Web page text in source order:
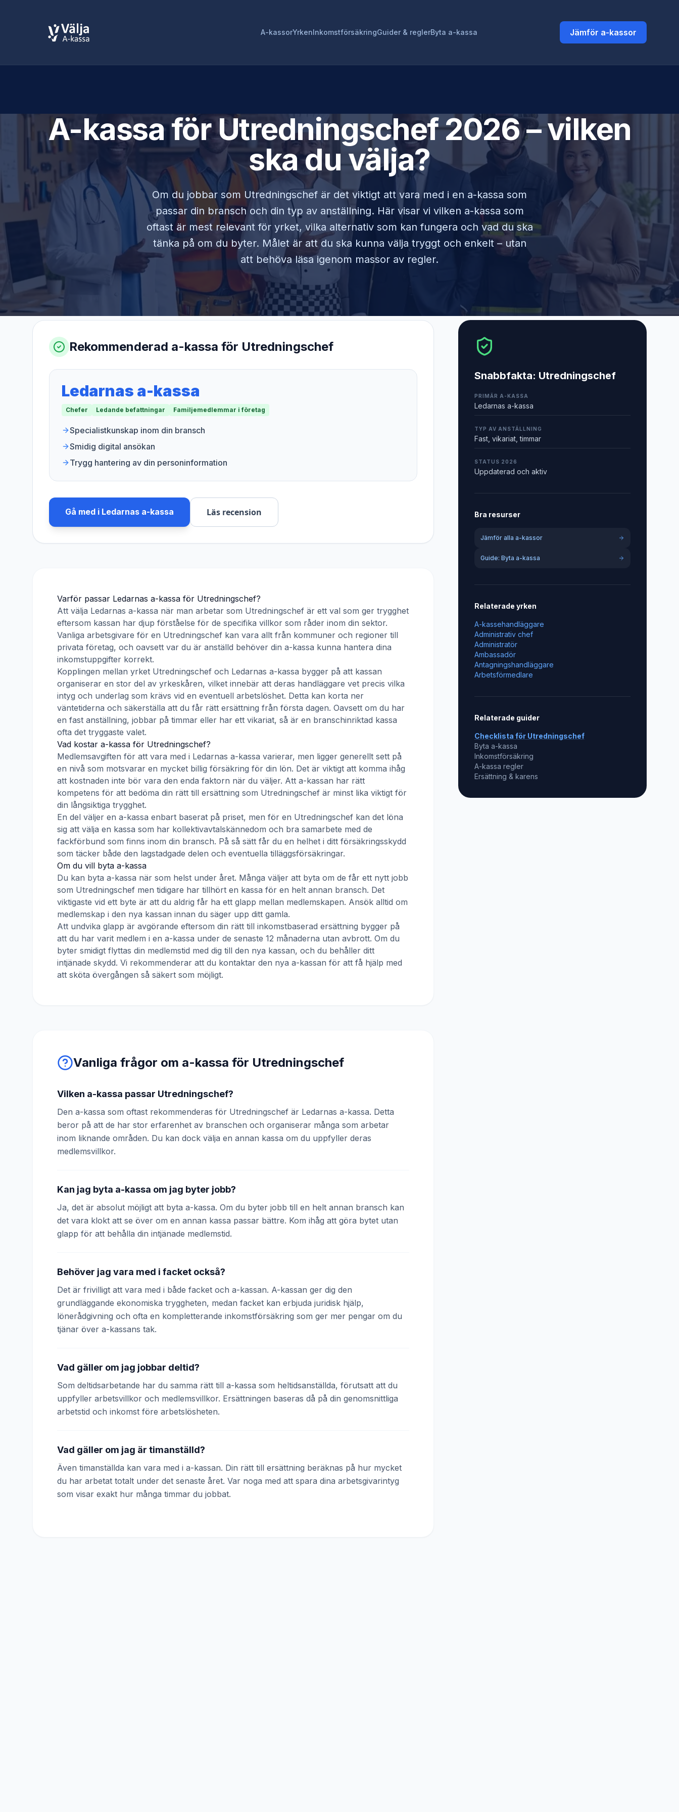
A-kassorYrkenInkomstförsäkringGuider & reglerByta a-kassa Jämför a-kassor
A-kassa förUtredningschef2026 – vilken
ska du välja?
Om du jobbar som Utredningschef är det viktigt att vara med i en a-kassa som
passar din bransch och din typ av anställning. Här visar vi vilken a-kassa som
oftast är mest relevant för yrket, vilka alternativ som kan fungera och vad du ska
tänka på om du byter. Målet är att du ska kunna välja tryggt och enkelt – utan
att behöva läsa igenom massor av regler.
Rekommenderad a-kassa för Utredningschef
Ledarnas a-kassa
Chefer Ledande befattningar Familjemedlemmar i företag
Specialistkunskap inom din bransch
Smidig digital ansökan
Trygg hantering av din personinformation
Gå med i Ledarnas a-kassa Läs recension
Varför passar Ledarnas a-kassa för Utredningschef?
Att välja Ledarnas a-kassa när man arbetar som Utredningschef är ett val som ger trygghet
eftersom kassan har djup förståelse för de specifika villkor som råder inom din sektor.
Vanliga arbetsgivare för en Utredningschef kan vara allt från kommuner och regioner till
privata företag, och oavsett var du är anställd behöver din a-kassa kunna hantera dina
inkomstuppgifter korrekt.
Kopplingen mellan yrket Utredningschef och Ledarnas a-kassa bygger på att kassan
organiserar en stor del av yrkeskåren, vilket innebär att deras handläggare vet precis vilka
intyg och underlag som krävs vid en eventuell arbetslöshet. Detta kan korta ner
väntetiderna och säkerställa att du får rätt ersättning från första dagen. Oavsett om du har
en fast anställning, jobbar på timmar eller har ett vikariat, så är en branschinriktad kassa
ofta det tryggaste valet.
Vad kostar a-kassa för Utredningschef?
Medlemsavgiften för att vara med i Ledarnas a-kassa varierar, men ligger generellt sett på
en nivå som motsvarar en mycket billig försäkring för din lön. Det är viktigt att komma ihåg
att kostnaden inte bör vara den enda faktorn när du väljer. Att a-kassan har rätt
kompetens för att bedöma din rätt till ersättning som Utredningschef är minst lika viktigt för
din långsiktiga trygghet.
En del väljer en a-kassa enbart baserat på priset, men för en Utredningschef kan det löna
sig att välja en kassa som har kollektivavtalskännedom och bra samarbete med de
fackförbund som finns inom din bransch. På så sätt får du en helhet i ditt försäkringsskydd
som täcker både den lagstadgade delen och eventuella tilläggsförsäkringar.
Om du vill byta a-kassa
Du kan byta a-kassa när som helst under året. Många väljer att byta om de får ett nytt jobb
som Utredningschef men tidigare har tillhört en kassa för en helt annan bransch. Det
viktigaste vid ett byte är att du aldrig får ha ett glapp mellan medlemskapen. Ansök alltid om
medlemskap i den nya kassan innan du säger upp ditt gamla.
Att undvika glapp är avgörande eftersom din rätt till inkomstbaserad ersättning bygger på
att du har varit medlem i en a-kassa under de senaste 12 månaderna utan avbrott. Om du
byter smidigt flyttas din medlemstid med dig till den nya kassan, och du behåller ditt
intjänade skydd. Vi rekommenderar att du kontaktar den nya a-kassan för att få hjälp med
att sköta övergången så säkert som möjligt.
Vanliga frågor om a-kassa för Utredningschef
Vilken a-kassa passar Utredningschef?
Den a-kassa som oftast rekommenderas för Utredningschef är Ledarnas a-kassa. Detta
beror på att de har stor erfarenhet av branschen och organiserar många som arbetar
inom liknande områden. Du kan dock välja en annan kassa om du uppfyller deras
medlemsvillkor.
Kan jag byta a-kassa om jag byter jobb?
Ja, det är absolut möjligt att byta a-kassa. Om du byter jobb till en helt annan bransch kan
det vara klokt att se över om en annan kassa passar bättre. Kom ihåg att göra bytet utan
glapp för att behålla din intjänade medlemstid.
Behöver jag vara med i facket också?
Det är frivilligt att vara med i både facket och a-kassan. A-kassan ger dig den
grundläggande ekonomiska tryggheten, medan facket kan erbjuda juridisk hjälp,
lönerådgivning och ofta en kompletterande inkomstförsäkring som ger mer pengar om du
tjänar över a-kassans tak.
Vad gäller om jag jobbar deltid?
Som deltidsarbetande har du samma rätt till a-kassa som heltidsanställda, förutsatt att du
uppfyller arbetsvillkor och medlemsvillkor. Ersättningen baseras då på din genomsnittliga
arbetstid och inkomst före arbetslösheten.
Vad gäller om jag är timanställd?
Även timanställda kan vara med i a-kassan. Din rätt till ersättning beräknas på hur mycket
du har arbetat totalt under det senaste året. Var noga med att spara dina arbetsgivarintyg
som visar exakt hur många timmar du jobbat.
Snabbfakta: Utredningschef
PRIMÄR A-KASSA
Ledarnas a-kassa
TYP AV ANSTÄLLNING
Fast, vikariat, timmar
STATUS 2026
Uppdaterad och aktiv
Bra resurser
Jämför alla a-kassor
Guide: Byta a-kassa
Relaterade yrken
A-kassehandläggare
Administrativ chef
Administratör
Ambassadör
Antagningshandläggare
Arbetsförmedlare
Relaterade guider
Checklista för Utredningschef
Byta a-kassa
Inkomstförsäkring
A-kassa regler
Ersättning & karens